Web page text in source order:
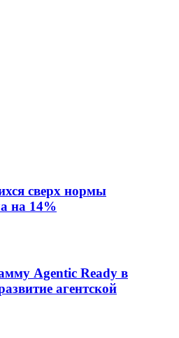
сверх нормы
на 14%
Agentic Ready в
агентской